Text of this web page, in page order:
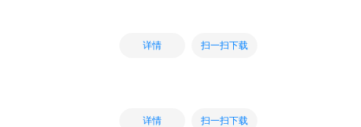
详情 扫一扫下载
详情 扫一扫下载